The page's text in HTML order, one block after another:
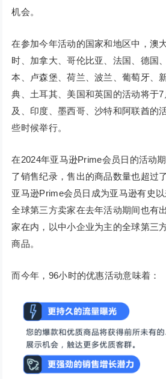
机会。
在参加今年活动的国家和地区中，澳
时、加拿大、哥伦比亚、法国、德国
本、卢森堡、荷兰、波兰、葡萄牙、
典、土耳其、美国和英国的活动将于
及、印度、墨西哥、沙特和阿联酋的
些时候举行。
在2024年亚马逊Prime会员日的活动
了销售纪录，售出的商品数量也超过
亚马逊Prime会员日成为亚马逊有史
全球第三方卖家在去年活动期间也有
家在内，以中小企业为主的全球第三
商品。
而今年，96小时的优惠活动意味着：